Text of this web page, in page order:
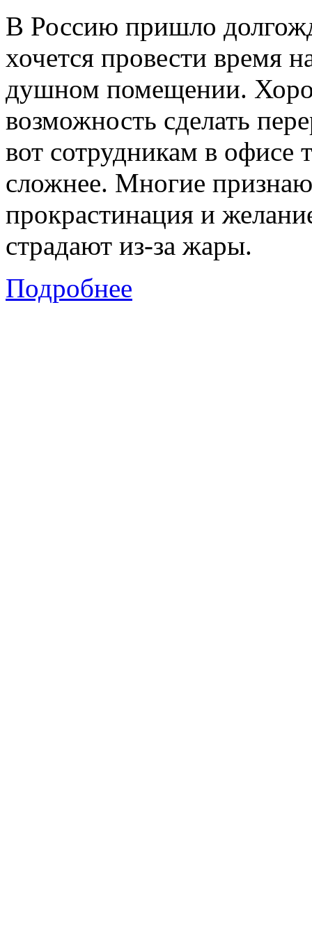
В Россию пришло
хочется провести время
душном помещении.
возможность сделать
вот сотрудникам в офисе
сложнее. Многие
прокрастинация и
страдают из-за жары.
Подробнее